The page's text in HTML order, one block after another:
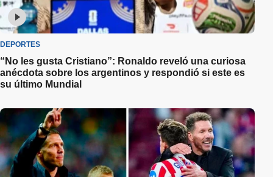
DEPORTES
“No les gusta Cristiano”: Ronaldo reveló una curiosa
anécdota sobre los argentinos y respondió si este es
su último Mundial